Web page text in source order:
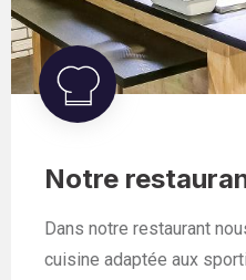
Notre
Dans notre restaurant
cuisine adaptée aux